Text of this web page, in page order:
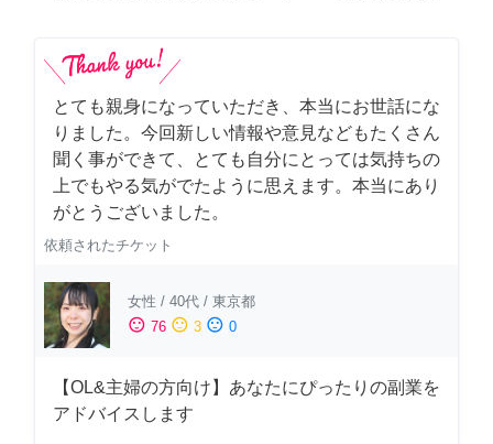
とても親身になっていただき、本当にお世話にな
りました。今回新しい情報や意見などもたくさん
聞く事ができて、とても自分にとっては気持ちの
上でもやる気がでたように思えます。本当にあり
がとうございました。
依頼されたチケット
女性 / 40代 / 東京都
sentiment_satisfied 76 sentiment_neutral 3 sentiment_dissatisfied 0
【OL&主婦の方向け】あなたにぴったりの副業を
アドバイスします